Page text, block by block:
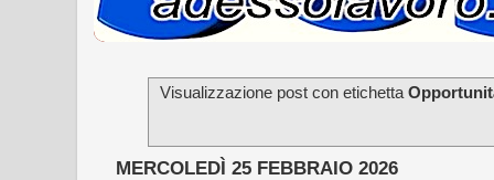
Visualizzazione post con etichetta
MERCOLEDÌ 25 FEBBRAIO 2026